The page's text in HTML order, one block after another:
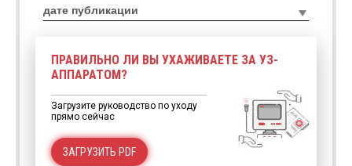
ПРАВИЛЬНО ЛИ ВЫ УХАЖИВАЕТЕ ЗА УЗ-
АППАРАТОМ?
Загрузите руководство по уходу
прямо сейчас
ЗАГРУЗИТЬ PDF